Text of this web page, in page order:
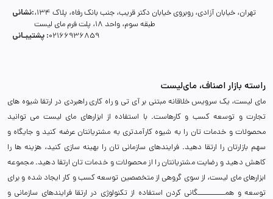
نشانی:تهران، خیابان آزادی، روبروی خیابان دکتر قریب، جنب بانک رفاه، پلاک 134،
طبقه سوم، واحد 18، پلت فرم مای لیست
پشتیبـانی :02166936859
راسته بازار اصناف، مای‌لیست
مای لیست، یک سرویس خلاقانه مبتنی بر آی تی و راه کاری راهبردی در ارتقا شیوه های
تجارت و توسعه کسب و کارهاست. با استفاده از ابزارهای مای لیست می توانید
محصولات و خدمات تان را به شیوه کارآمدتری به مشتریانتان عرضه کنید و جایگاه و
سهم بازارتان را ارتقا دهید. فرایندهای سازمانی تان را بهینه سازی کنید، هزینه ها را
کاهش دهید و رضایت مشتریانتان را از محصولات و خدمات تان ارتقا دهید. مجموعه
ابزارهای مای لیست، از سوی گروهی از متخصصین توسعه کسب و کار ایجاد شده و برای
توسعه و همـــــــــــگانی کردن استفاده از تکنولوژی در ارتقا فرایندهای سازمانی و